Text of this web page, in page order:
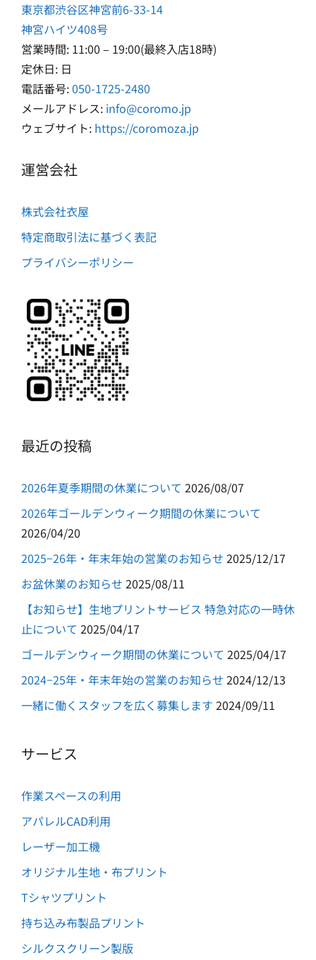
東京都渋谷区神宮前6-33-14
神宮ハイツ408号
営業時間: 11:00 – 19:00(最終入店18時)
定休日: 日
電話番号:050-1725-2480
メールアドレス: info@coromo.jp
ウェブサイト: https://coromoza.jp
運営会社
株式会社衣屋
特定商取引法に基づく表記
プライバシーポリシー
最近の投稿
2026年夏季期間の休業について 2026/08/07
2026年ゴールデンウィーク期間の休業について
2026/04/20
2025−26年・年末年始の営業のお知らせ 2025/12/17
お盆休業のお知らせ 2025/08/11
【お知らせ】生地プリントサービス 特急対応の一時休
止について 2025/04/17
ゴールデンウィーク期間の休業について 2025/04/17
2024−25年・年末年始の営業のお知らせ 2024/12/13
一緒に働くスタッフを広く募集します 2024/09/11
サービス
作業スペースの利用
アパレルCAD利用
レーザー加工機
オリジナル生地・布プリント
Tシャツプリント
持ち込み布製品プリント
シルクスクリーン製版